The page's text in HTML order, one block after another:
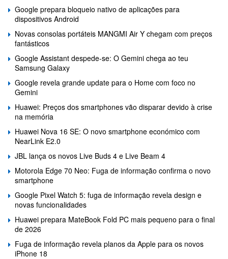
Google prepara bloqueio nativo de aplicações para
dispositivos Android
Novas consolas portáteis MANGMI Air Y chegam com preços
fantásticos
Google Assistant despede-se: O Gemini chega ao teu
Samsung Galaxy
Google revela grande update para o Home com foco no
Gemini
Huawei: Preços dos smartphones vão disparar devido à crise
na memória
Huawei Nova 16 SE: O novo smartphone económico com
NearLink E2.0
JBL lança os novos Live Buds 4 e Live Beam 4
Motorola Edge 70 Neo: Fuga de informação confirma o novo
smartphone
Google Pixel Watch 5: fuga de informação revela design e
novas funcionalidades
Huawei prepara MateBook Fold PC mais pequeno para o final
de 2026
Fuga de informação revela planos da Apple para os novos
iPhone 18